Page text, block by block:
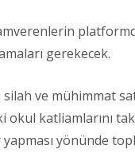
gerekecek.
ve mühimmat
okul katliamlarını
yönünde